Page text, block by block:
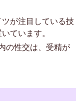
が注目している技
ています。
の性交は、受精が